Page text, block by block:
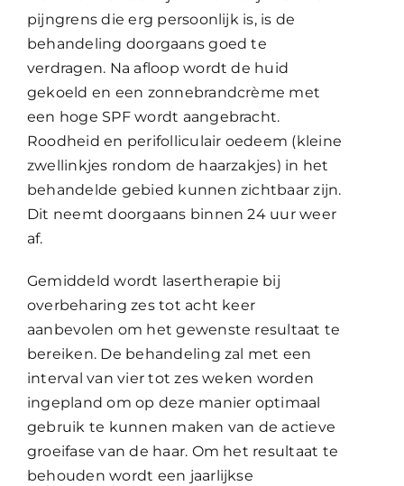
pijngrens die erg persoonlijk is, is de
behandeling doorgaans goed te
verdragen. Na afloop wordt de huid
gekoeld en een zonnebrandcrème met
een hoge SPF wordt aangebracht.
Roodheid en perifolliculair oedeem (kleine
zwellinkjes rondom de haarzakjes) in het
behandelde gebied kunnen zichtbaar zijn.
Dit neemt doorgaans binnen 24 uur weer
af.
Gemiddeld wordt lasertherapie bij
overbeharing zes tot acht keer
aanbevolen om het gewenste resultaat te
bereiken. De behandeling zal met een
interval van vier tot zes weken worden
ingepland om op deze manier optimaal
gebruik te kunnen maken van de actieve
groeifase van de haar. Om het resultaat te
behouden wordt een jaarlijkse